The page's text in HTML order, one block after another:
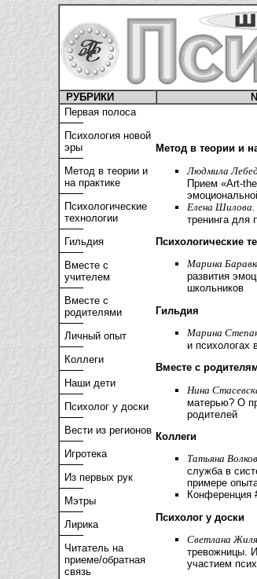
РУБРИКИ
Первая полоса
Психология новой
эры
Метод в теории и
на практике
Психологические
технологии
Гильдия
Вместе с
учителем
Вместе с
родителями
Личный опыт
Коллеги
Наши дети
Психолог у доски
Вести из регионов
Игротека
Из первых рук
Мэтры
Лирика
Читатель на
приеме/обратная
связь
Метод в теории и
Людмила
Прием «Art-
Елена Шилова.
тренинга для
Психологические
Марина
развития
школьников
Гильдия
Марина
и психологах
Вместе с
Нина
матерью? О
родителей
Коллеги
Татьяна
служба в
примере
Конференция
Психолог у доски
Светлана
тревожницы.
участием